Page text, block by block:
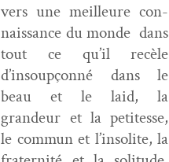
vers une meilleure con­
nais­sance du monde dans
tout ce qu’il recèle
d’insoupçonné dans le
beau et le laid, la
grandeur et la petitesse,
le com­mun et l’insolite, la